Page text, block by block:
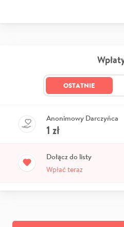
OSTATNIE
Anonimowy Darczyńca
1 zł
Dołącz do listy
Wpłać teraz